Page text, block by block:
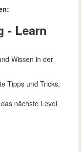
- Learn
Wissen in der
Tipps und Tricks,
nächste Level